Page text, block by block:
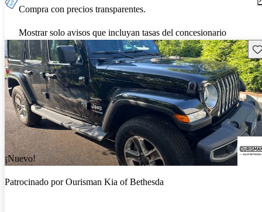
Compra con precios transparentes.
Mostrar solo avisos que incluyan tasas del concesionario
¡Nuevo!
Patrocinado porOurisman Kia of Bethesda